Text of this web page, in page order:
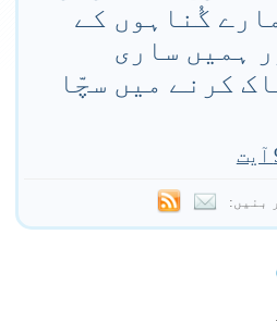
گُناہوں کے
ہمیں ساری
کرنے میں سچّا
بنیں: